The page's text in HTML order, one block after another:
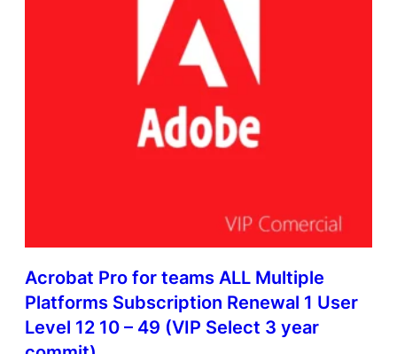
Acrobat Pro for teams ALL Multiple
Platforms Subscription Renewal 1 User
Level 12 10 – 49 (VIP Select 3 year